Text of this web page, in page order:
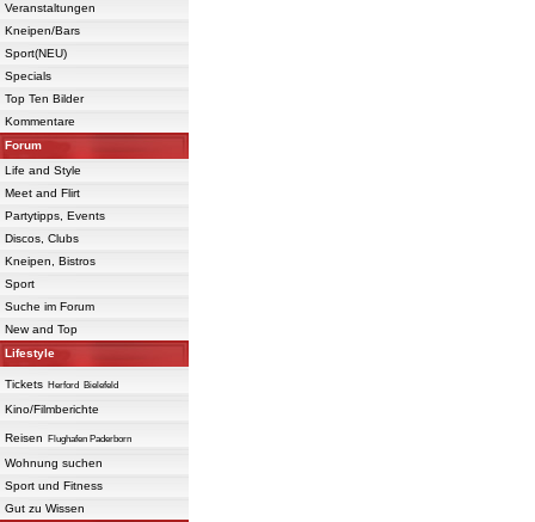
Veranstaltungen
Kneipen/Bars
Sport(NEU)
Specials
Top Ten Bilder
Kommentare
Forum
Life and Style
Meet and Flirt
Partytipps, Events
Discos, Clubs
Kneipen, Bistros
Sport
Suche im Forum
New and Top
Lifestyle
Tickets Herford Bielefeld
Kino/Filmberichte
Reisen Flughafen Paderborn
Wohnung suchen
Sport und Fitness
Gut zu Wissen